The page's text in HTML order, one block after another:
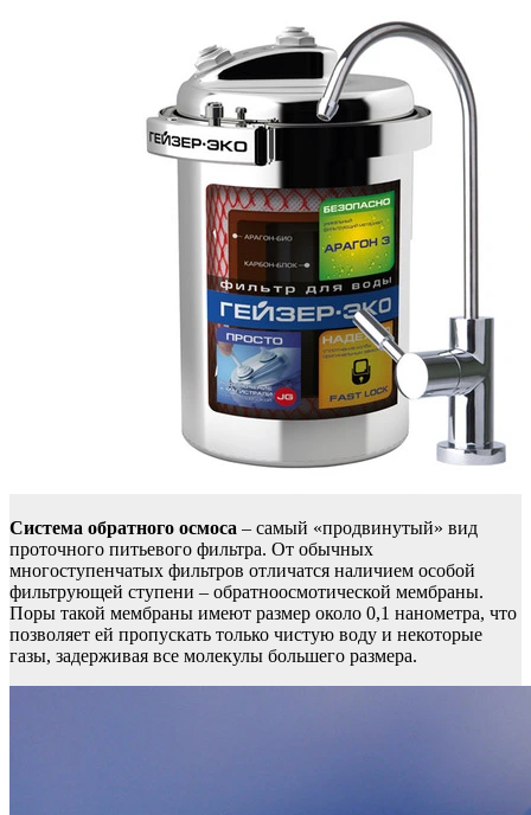
Система обратного осмоса – самый «продвинутый» вид
проточного питьевого фильтра. От обычных
многоступенчатых фильтров отличатся наличием особой
фильтрующей ступени – обратноосмотической мембраны.
Поры такой мембраны имеют размер около 0,1 нанометра, что
позволяет ей пропускать только чистую воду и некоторые
газы, задерживая все молекулы большего размера.